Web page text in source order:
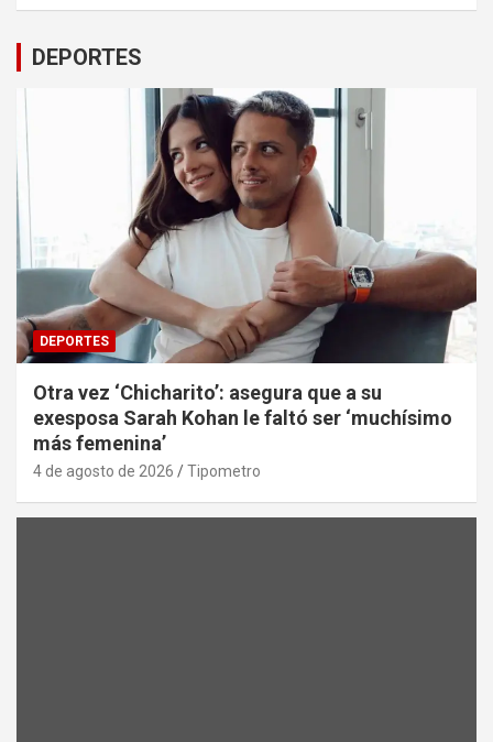
DEPORTES
DEPORTES
Otra vez ‘Chicharito’: asegura que a su
exesposa Sarah Kohan le faltó ser ‘muchísimo
más femenina’
4 de agosto de 2026 Tipometro